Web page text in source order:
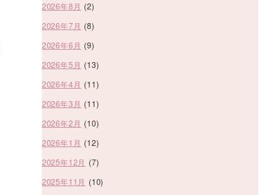
2026年8月 (2)
2026年7月 (8)
2026年6月 (9)
2026年5月 (13)
2026年4月 (11)
2026年3月 (11)
2026年2月 (10)
2026年1月 (12)
2025年12月 (7)
2025年11月 (10)